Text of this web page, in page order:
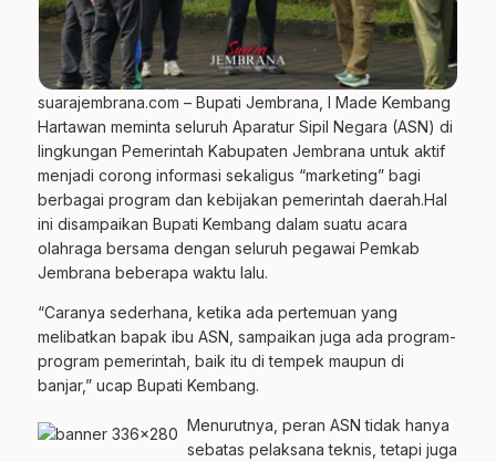
suarajembrana.com – Bupati Jembrana, I Made Kembang
Hartawan meminta seluruh Aparatur Sipil Negara (ASN) di
lingkungan Pemerintah Kabupaten Jembrana untuk aktif
menjadi corong informasi sekaligus “marketing” bagi
berbagai program dan kebijakan pemerintah daerah.Hal
ini disampaikan Bupati Kembang dalam suatu acara
olahraga bersama dengan seluruh pegawai Pemkab
Jembrana beberapa waktu lalu.
“Caranya sederhana, ketika ada pertemuan yang
melibatkan bapak ibu ASN, sampaikan juga ada program-
program pemerintah, baik itu di tempek maupun di
banjar,” ucap Bupati Kembang.
Menurutnya, peran ASN tidak hanya
sebatas pelaksana teknis, tetapi juga